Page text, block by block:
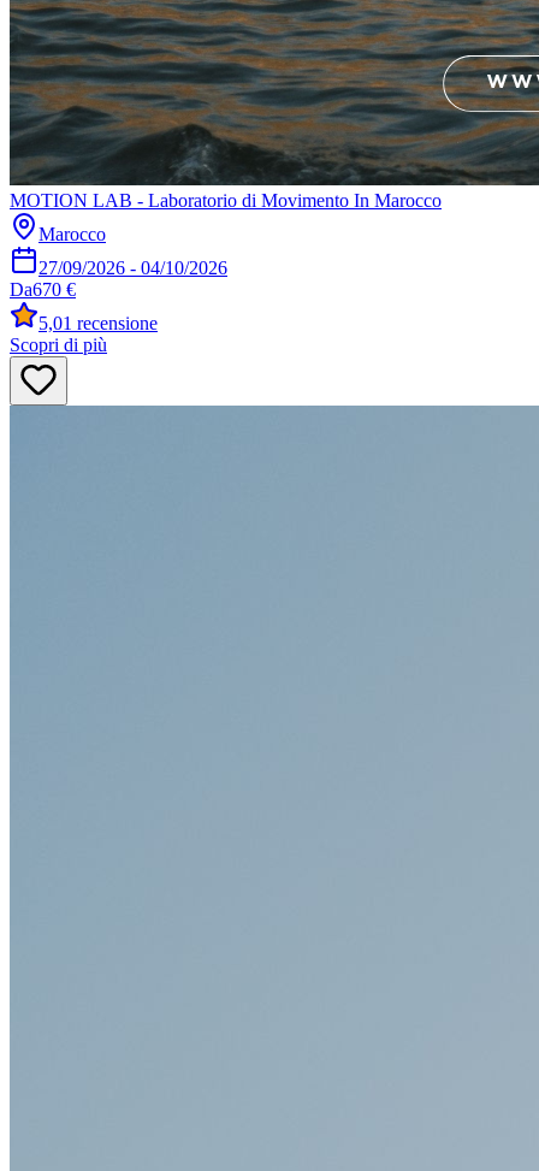
MOTION LAB - Laboratorio di Movimento In Marocco
Marocco
27/09/2026 - 04/10/2026
Da670 €
5,01 recensione
Scopri di più